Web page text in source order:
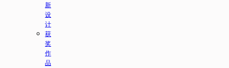
新
设
计
获
奖
作
品